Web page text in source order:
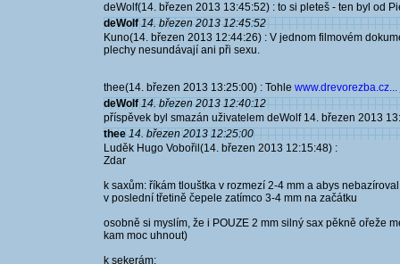
deWolf(14. březen 2013 13:45:52) : to si pleteš - ten byl od
deWolf 14. březen 2013 12:45:52
Kuno(14. březen 2013 12:44:26) : V jednom filmovém
plechy nesundávají ani při sexu.
thee(14. březen 2013 13:25:00) : Tohle www.drevorezba.cz...
deWolf 14. březen 2013 12:40:12
příspěvek byl smazán uživatelem deWolf 14. březen 2013
thee 14. březen 2013 12:25:00
Luděk Hugo Vobořil(14. březen 2013 12:15:48) :
Zdar
k saxům: říkám tlouštka v rozmezí 2-4 mm a abys
v poslední třetině čepele zatímco 3-4 mm na začátku
osobně si myslím, že i POUZE 2 mm silný sax pěkně ořeže
kam moc uhnout)
k sekerám: